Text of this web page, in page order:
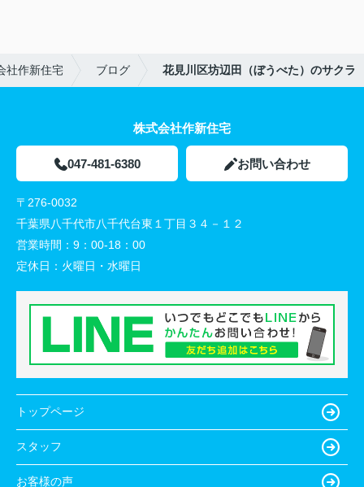
社作新住宅 ブログ 花見川区坊辺田（ぼうべた）のサクラ
株式会社作新住宅
047-481-6380 お問い合わせ
〒276-0032
千葉県八千代市八千代台東１丁目３４－１２
営業時間： 9：00-18：00
定休日： 火曜日・水曜日
トップページ
スタッフ
お客様の声